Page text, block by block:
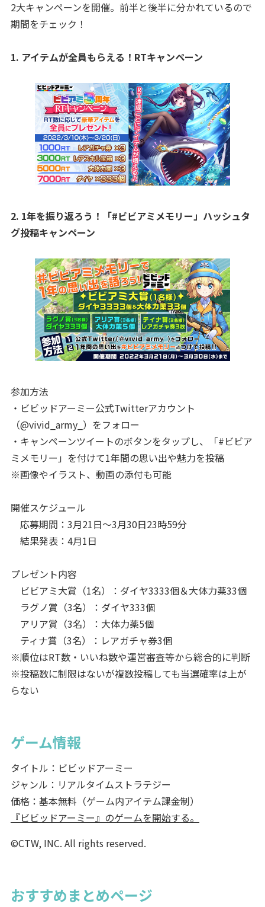
2大キャンペーンを開催。前半と後半に分かれているので
期間をチェック！
1. アイテムが全員もらえる！RTキャンペーン
2. 1年を振り返ろう！「#ビビアミメモリー」ハッシュタ
グ投稿キャンペーン
参加方法
・ビビッドアーミー公式Twitterアカウント
（@vivid_army_）をフォロー
・キャンペーンツイートのボタンをタップし、「#ビビア
ミメモリー」を付けて1年間の思い出や魅力を投稿
※画像やイラスト、動画の添付も可能
開催スケジュール
応募期間：3月21日～3月30日23時59分
結果発表：4月1日
プレゼント内容
ビビアミ大賞（1名）：ダイヤ3333個＆大体力薬33個
ラグノ賞（3名）：ダイヤ333個
アリア賞（3名）：大体力薬5個
ティナ賞（3名）：レアガチャ券3個
※順位はRT数・いいね数や運営審査等から総合的に判断
※投稿数に制限はないが複数投稿しても当選確率は上が
らない
ゲーム情報
タイトル：ビビッドアーミー
ジャンル：リアルタイムストラテジー
価格：基本無料（ゲーム内アイテム課金制）
『ビビッドアーミー』のゲームを開始する。
©CTW, INC. All rights reserved.
おすすめまとめページ